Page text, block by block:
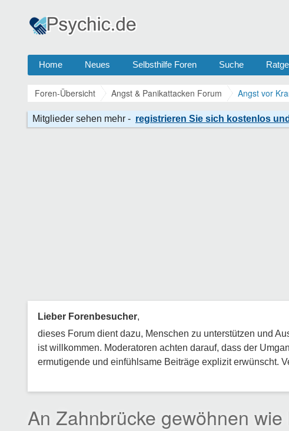
Home Neues Selbsthilfe Foren Suche
Foren-Übersicht Angst & Panikattacken Forum Angst vor
Lieber Forenbesucher,
dieses Forum dient dazu, Menschen zu unterstützen und
ist willkommen. Moderatoren achten darauf, dass der
ermutigende und einfühlsame Beiträge explizit erwünscht.
An Zahnbrücke gewöhnen wie